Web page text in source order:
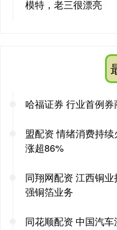
模特，老三很漂亮
哈福证券 行业首例
盟配资 情绪消费持
涨超86%
同翔网配资 江西铜
强铜箔业务
同花顺配资 中国汽